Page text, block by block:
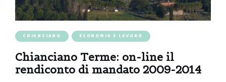
CHIANCIANO ECONOMIA E LAVORO
Chianciano Terme: on-line il
rendiconto di mandato 2009-2014